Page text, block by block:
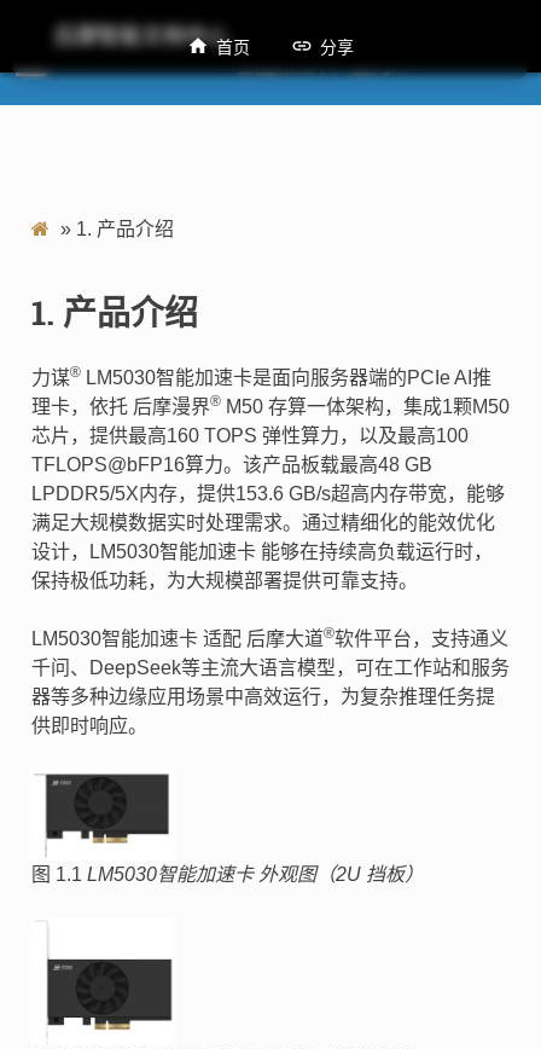
后摩智能文档中心
LM5030智能加速卡产品简介
» 1. 产品介绍
1. 产品介绍
力谋®LM5030智能加速卡是面向服务器端的PCIe AI推
理卡，依托 后摩漫界®M50 存算一体架构，集成1颗M50
芯片，提供最高160 TOPS 弹性算力，以及最高100
TFLOPS@bFP16算力。该产品板载最高48 GB
LPDDR5/5X内存，提供153.6 GB/s超高内存带宽，能够
满足大规模数据实时处理需求。通过精细化的能效优化
设计，LM5030智能加速卡 能够在持续高负载运行时，
保持极低功耗，为大规模部署提供可靠支持。
LM5030智能加速卡 适配 后摩大道®软件平台，支持通义
千问、DeepSeek等主流大语言模型，可在工作站和服务
器等多种边缘应用场景中高效运行，为复杂推理任务提
供即时响应。
图 1.1 LM5030智能加速卡 外观图（2U 挡板）
首页 分享